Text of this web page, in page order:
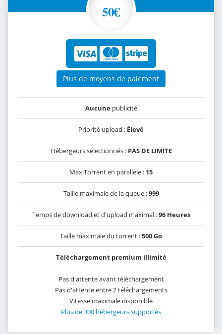
50€
Plus de moyens de paiement
Aucunepublicité
Priorité upload : Élevé
Hébergeurs sélectionnés : PAS DE LIMITE
Max Torrent en parallèle : 15
Taille maximale de la queue :999
Temps de download et d'upload maximal :96 Heures
Taille maximale du torrent :500 Go
Téléchargement premium illimité
Pas d'attente avant téléchargement
Pas d'attente entre 2 téléchargements
Vitesse maximale disponible
Plus de 300 hébergeurs supportés